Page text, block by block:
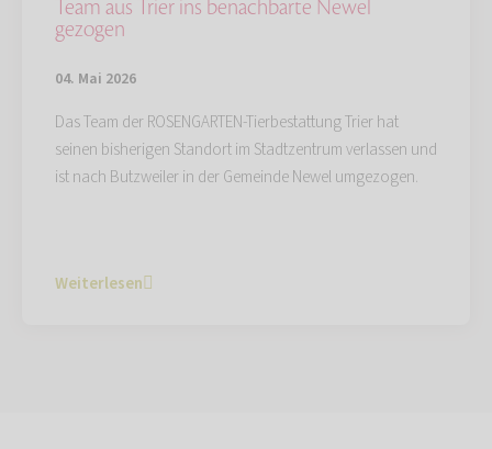
Team aus Trier ins benachbarte Newel
gezogen
04. Mai 2026
Das Team der ROSENGARTEN-Tierbestattung Trier hat
seinen bisherigen Standort im Stadtzentrum verlassen und
ist nach Butzweiler in der Gemeinde Newel umgezogen.
Weiterlesen